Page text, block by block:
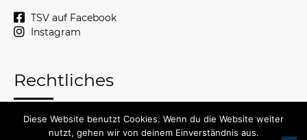
TSV auf Facebook
Instagram
Rechtliches
© 2026 TSV Rudelzhausen
Impressum
Diese Website benutzt Cookies. Wenn du die Website weiter
nutzt, gehen wir von deinem Einverständnis aus.